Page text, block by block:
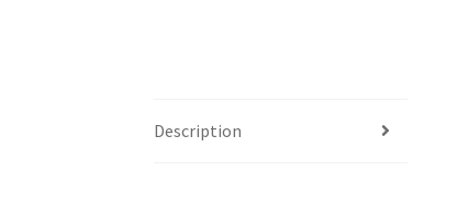
Description